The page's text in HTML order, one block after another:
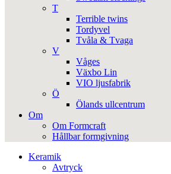
T
Terrible twins
Tordyvel
Tvåla & Tvaga
V
Våges
Växbo Lin
VIO ljusfabrik
Ö
Ölands ullcentrum
Om
Om Formcraft
Hållbar formgivning
Keramik
Avtryck